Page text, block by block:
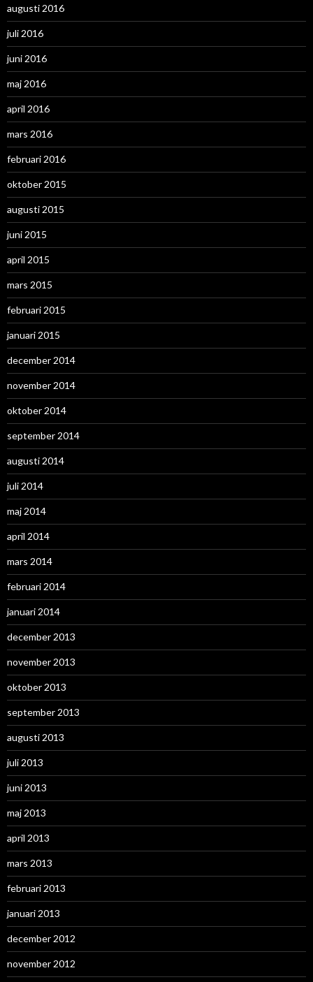
augusti 2016
juli 2016
juni 2016
maj 2016
april 2016
mars 2016
februari 2016
oktober 2015
augusti 2015
juni 2015
april 2015
mars 2015
februari 2015
januari 2015
december 2014
november 2014
oktober 2014
september 2014
augusti 2014
juli 2014
maj 2014
april 2014
mars 2014
februari 2014
januari 2014
december 2013
november 2013
oktober 2013
september 2013
augusti 2013
juli 2013
juni 2013
maj 2013
april 2013
mars 2013
februari 2013
januari 2013
december 2012
november 2012